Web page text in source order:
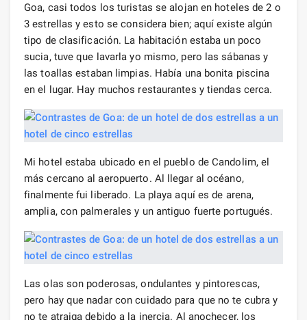
Goa, casi todos los turistas se alojan en hoteles de 2 o
3 estrellas y esto se considera bien; aquí existe algún
tipo de clasificación. La habitación estaba un poco
sucia, tuve que lavarla yo mismo, pero las sábanas y
las toallas estaban limpias. Había una bonita piscina
en el lugar. Hay muchos restaurantes y tiendas cerca.
Mi hotel estaba ubicado en el pueblo de Candolim, el
más cercano al aeropuerto. Al llegar al océano,
finalmente fui liberado. La playa aquí es de arena,
amplia, con palmerales y un antiguo fuerte portugués.
Las olas son poderosas, ondulantes y pintorescas,
pero hay que nadar con cuidado para que no te cubra y
no te atraiga debido a la inercia. Al anochecer, los